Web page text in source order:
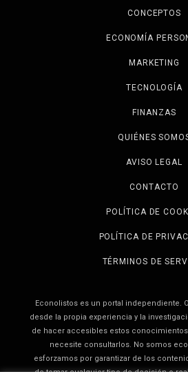
CONCEPTOS
ECONOMÍA
MARKETING
TECNOLOGÍA
FINANZAS
QUIÉNES
AVISO LEGAL
CONTACTO
POLÍTICA DE
POLÍTICA DE
TÉRMINOS DE
Econolistos es un portal independiente.
desde la propia experiencia y la
de hacer accesibles estos
necesite consultarlos. No somos
esforzamos por garantizar de los